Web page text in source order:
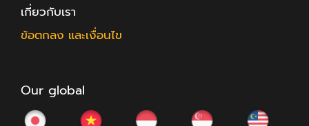
เกี่ยวกับเรา
ข้อตกลง และเงื่อนไข
Our global